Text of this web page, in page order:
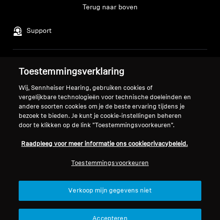
Support
Terug naar boven
Juridische kennisgeving
Herroep overeenkomst
Wereldwijd privacybeleid
Algemene verkoopvoorwaarden
voor online verkoop aan
consumenten
openbaarmaking van
Carrière bij Sonova
Perscontacten
Nieuwskamer
Sennheiser Consumer
merkambassadeurs
Toestemmingsverklaring
Wij, Sennheiser Hearing, gebruiken cookies of
vergelijkbare technologieën voor technische doeleinden en
andere soorten cookies om je de beste ervaring tijdens je
bezoek te bieden. Je kunt je cookie-instellingen beheren
door te klikken op de link "Toestemmingsvoorkeuren".
Raadpleeg voor meer informatie ons cookieprivacybeleid.
Toestemmingsvoorkeuren
Verkoop mijn gegevens niet